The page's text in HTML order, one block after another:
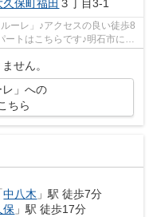
久保町福田 ３丁目3-1
ーレ」♪アクセスの良い徒歩8
トはこちらです♪明石市にあ
せん。
」への
ちら
中八木 」駅 徒歩7分
保 」駅 徒歩17分